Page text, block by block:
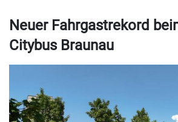
Neuer Fahrgastrekord
Citybus Braunau